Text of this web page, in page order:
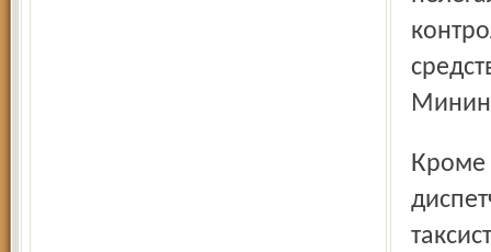
Кроме того, в области действуют так называемые сетевые